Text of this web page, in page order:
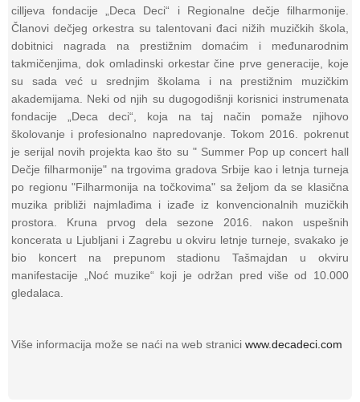
cilljeva fondacije „Deca Deci“ i Regionalne dečje filharmonije.
Članovi dečjeg orkestra su talentovani đaci nižih muzičkih škola,
dobitnici nagrada na prestižnim domaćim i međunarodnim
takmičenjima, dok omladinski orkestar čine prve generacije, koje
su sada već u srednjim školama i na prestižnim muzičkim
akademijama. Neki od njih su dugogodišnji korisnici instrumenata
fondacije „Deca deci“, koja na taj način pomaže njihovo
školovanje i profesionalno napredovanje. Tokom 2016. pokrenut
je serijal novih projekta kao što su " Summer Pop up concert hall
Dečje filharmonije" na trgovima gradova Srbije kao i letnja turneja
po regionu "Filharmonija na točkovima" sa željom da se klasična
muzika približi najmlađima i izađe iz konvencionalnih muzičkih
prostora. Kruna prvog dela sezone 2016. nakon uspešnih
koncerata u Ljubljani i Zagrebu u okviru letnje turneje, svakako je
bio koncert na prepunom stadionu Tašmajdan u okviru
manifestacije „Noć muzike“ koji je održan pred više od 10.000
gledalaca.
Više informacija može se naći na web straniciwww.decadeci.com